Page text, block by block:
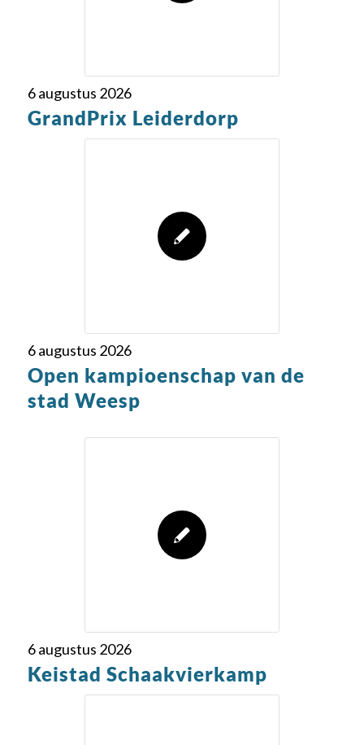
6 augustus 2026
GrandPrix Leiderdorp
6 augustus 2026
Open kampioenschap van de
stad Weesp
6 augustus 2026
Keistad Schaakvierkamp